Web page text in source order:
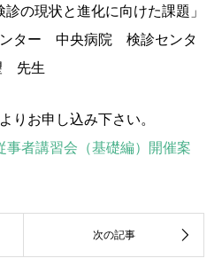
の現状と進化に向けた課題」
ター 中央病院 検診センタ
先生
りお申し込み下さい。
者講習会（基礎編）開催案